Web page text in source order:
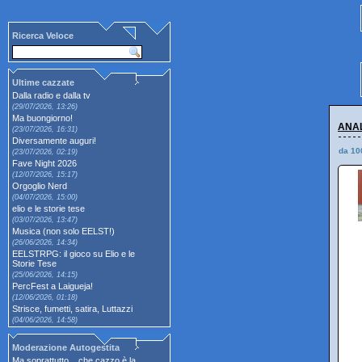
Ricerca Veloce
Ultime cazzate
Dalla radio e dalla tv
(29/07/2026, 13:26)
Ma buongiorno!
(23/07/2026, 16:31)
Diversamente auguri!
(23/07/2026, 02:19)
Fave Night 2026
(12/07/2026, 15:17)
Orgoglio Nerd
(04/07/2026, 15:00)
elio e le storie tese
(03/07/2026, 13:47)
Musica (non solo EELST!)
(26/06/2026, 14:34)
EELSTRPG: il gioco su Elio e le
Storie Tese
(25/06/2026, 14:15)
PercFest a Laigueja!
(12/06/2026, 01:18)
Strisce, fumetti, satira, Luttazzi
(04/06/2026, 14:58)
Moderazione Autogestita
da